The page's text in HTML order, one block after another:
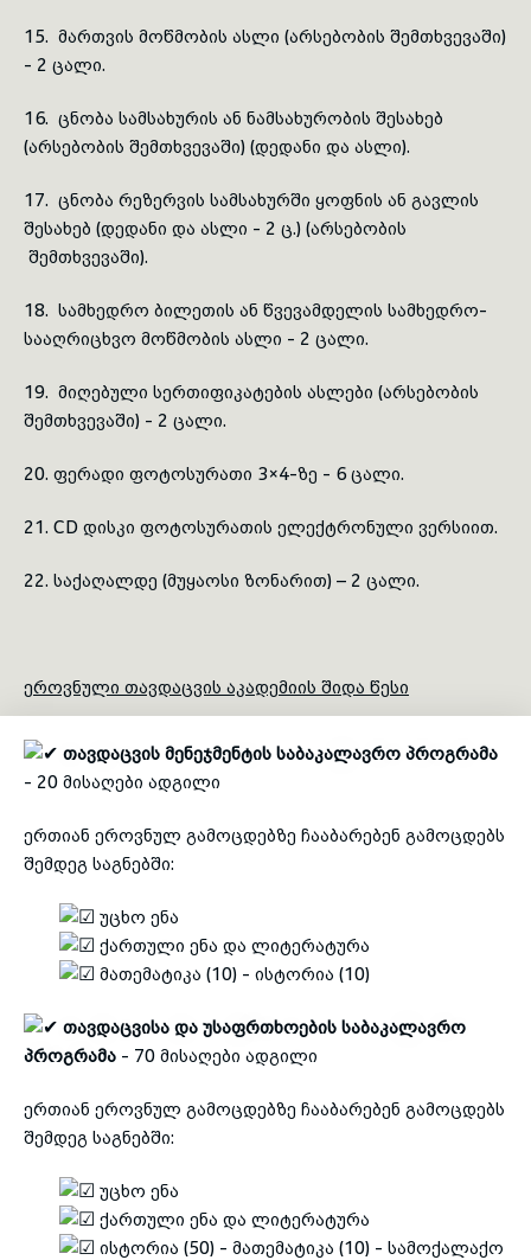
15. მართვის მოწმობის ასლი (არსებობის შემთხვევაში)
- 2 ცალი.
16. ცნობა სამსახურის ან ნამსახურობის შესახებ
(არსებობის შემთხვევაში) (დედანი და ასლი).
17. ცნობა რეზერვის სამსახურში ყოფნის ან გავლის
შესახებ (დედანი და ასლი - 2 ც.) (არსებობის
შემთხვევაში).
18. სამხედრო ბილეთის ან წვევამდელის სამხედრო-
სააღრიცხვო მოწმობის ასლი - 2 ცალი.
19. მიღებული სერთიფიკატების ასლები (არსებობის
შემთხვევაში) - 2 ცალი.
20. ფერადი ფოტოსურათი 3×4-ზე - 6 ცალი.
21. CD დისკი ფოტოსურათის ელექტრონული ვერსიით.
22. საქაღალდე (მუყაოსი ზონარით) – 2 ცალი.
ეროვნული თავდაცვის აკადემიის შიდა წესი
თავდაცვის მენეჯმენტის საბაკალავრო პროგრამა
- 20 მისაღები ადგილი
ერთიან ეროვნულ გამოცდებზე ჩააბარებენ გამოცდებს
შემდეგ საგნებში:
უცხო ენა
ქართული ენა და ლიტერატურა
მათემატიკა (10) - ისტორია (10)
თავდაცვისა და უსაფრთხოების საბაკალავრო
პროგრამა - 70 მისაღები ადგილი
ერთიან ეროვნულ გამოცდებზე ჩააბარებენ გამოცდებს
შემდეგ საგნებში:
უცხო ენა
ქართული ენა და ლიტერატურა
ისტორია (50) - მათემატიკა (10) - სამოქალაქო